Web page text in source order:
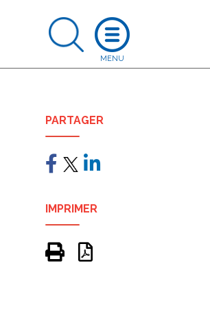
PARTAGER
IMPRIMER